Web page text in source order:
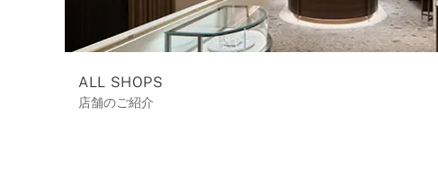
ALL SHOPS
店舗のご紹介